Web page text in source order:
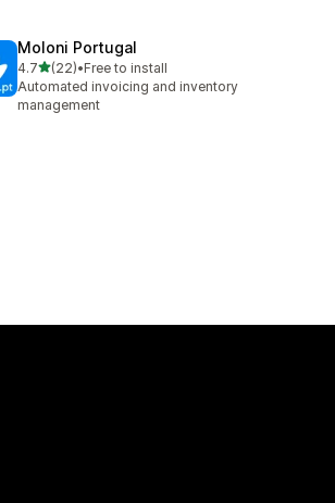
Moloni Portugal
4.7滿分 5 顆星
(22)
共有 22 則評價
•Free to install
Automated invoicing and inventory
management